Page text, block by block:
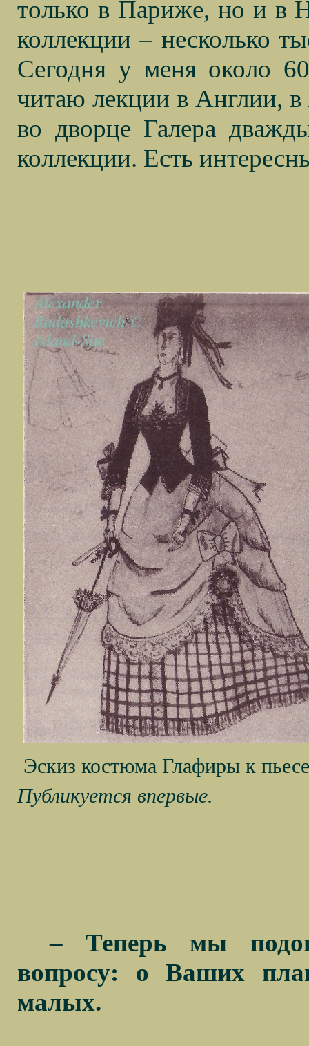
только в Париже, но и в
коллекции – несколько
Сегодня у меня около
читаю лекции в Англии,
во дворце Галера
коллекции. Есть
Эскиз костюма Глафиры к
Публикуется впервые.
– Теперь мы
вопросу: о Ваших
малых.